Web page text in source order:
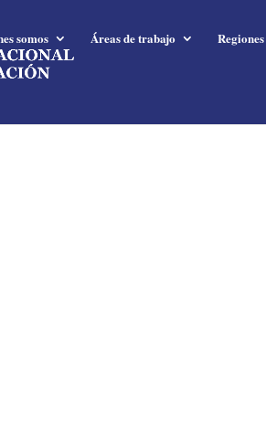
somos Áreas de trabajo